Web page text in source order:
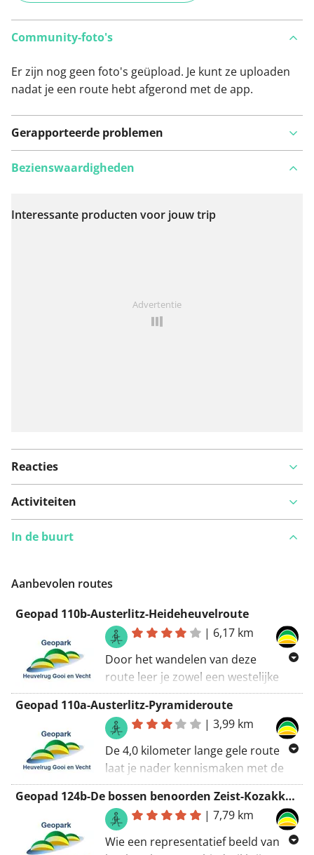
Community-foto's
Er zijn nog geen foto's geüpload. Je kunt ze uploaden
nadat je een route hebt afgerond met de app.
Gerapporteerde problemen
Bekijk op kaart
Bezienswaardigheden
Interessante producten voor jouw trip
Advertentie
Reacties
Activiteiten
In de buurt
Aanbevolen routes
Geopad 110b-Austerlitz-Heideheuvelroute
| 6,17 km
Door het wandelen van deze
route leer je zowel een westelijke
stuwwalflank als een daaraan
grenzend lager gelegen gebied met
smeltwater- en windafzettingen
kennen. De eenzame heideheuvel,
plekken met veel merkwaardig
microreliëf en enkele monumentale
houtopstanden zullen daarbij het
meest tot de verbeelding hebben
gesproken.
Geopad 110a-Austerlitz-Pyramideroute
|3,99 km
De 4,0 kilometer lange gele route
laat je nader kennismaken met de
hoogste stuwwalgedeelten van het
wandelgebied. Bovendien leidt ze
over de oostelijke flanken ervan.
Bovenop de stuwwal laat de rode
Geopad 124b-De bossen benoorden Zeist-Kozakkenputroute
|7,79 km
Wie een representatief beeld van